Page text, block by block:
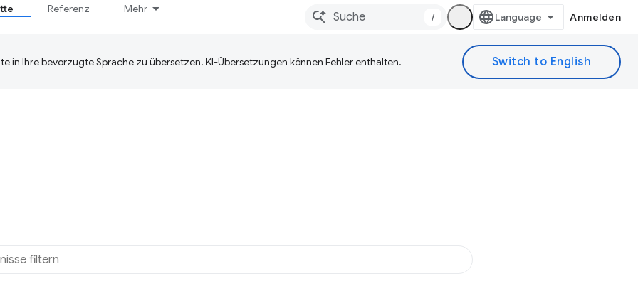
Referenz Mehr
/ Anmelden
in Ihre bevorzugte Sprache zu übersetzen. KI-Übersetzungen können Fehler enthalten.